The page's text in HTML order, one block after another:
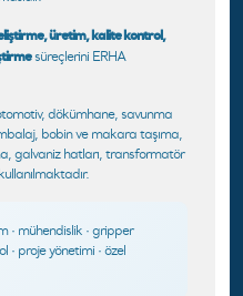
üretim, kalite kontrol,
süreçlerini ERHA
dökümhane, savunma
bobin ve makara taşıma,
galvaniz hatları, transformatör
· mühendislik · gripper
· proje yönetimi · özel